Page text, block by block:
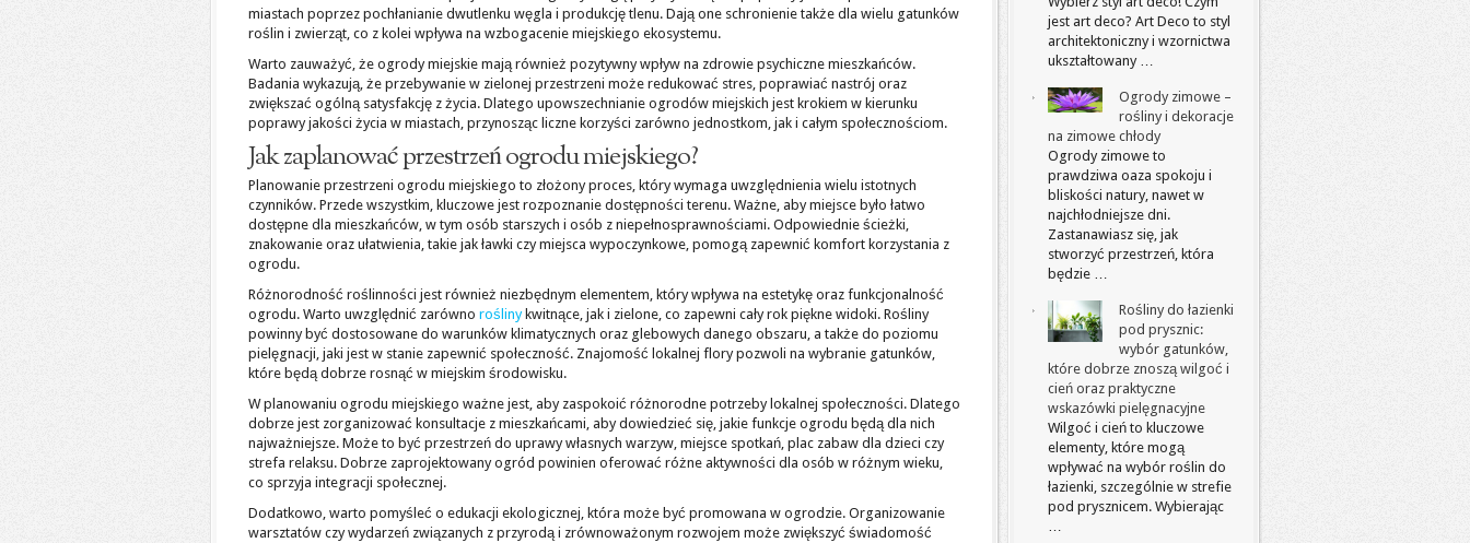
miastach poprzez pochłanianie dwutlenku węgla i produkcję tlenu. Dają one schronienie także dla wielu gatunków
roślin i zwierząt, co z kolei wpływa na wzbogacenie miejskiego ekosystemu.
Warto zauważyć, że ogrody miejskie mają również pozytywny wpływ na zdrowie psychiczne mieszkańców.
Badania wykazują, że przebywanie w zielonej przestrzeni może redukować stres, poprawiać nastrój oraz
zwiększać ogólną satysfakcję z życia. Dlatego upowszechnianie ogrodów miejskich jest krokiem w kierunku
poprawy jakości życia w miastach, przynosząc liczne korzyści zarówno jednostkom, jak i całym społecznościom.
Jak zaplanować przestrzeń ogrodu miejskiego?
Planowanie przestrzeni ogrodu miejskiego to złożony proces, który wymaga uwzględnienia wielu istotnych
czynników. Przede wszystkim, kluczowe jest rozpoznanie dostępności terenu. Ważne, aby miejsce było łatwo
dostępne dla mieszkańców, w tym osób starszych i osób z niepełnosprawnościami. Odpowiednie ścieżki,
znakowanie oraz ułatwienia, takie jak ławki czy miejsca wypoczynkowe, pomogą zapewnić komfort korzystania z
ogrodu.
Różnorodność roślinności jest również niezbędnym elementem, który wpływa na estetykę oraz funkcjonalność
ogrodu. Warto uwzględnić zarówno roślinykwitnące, jak i zielone, co zapewni cały rok piękne widoki. Rośliny
powinny być dostosowane do warunków klimatycznych oraz glebowych danego obszaru, a także do poziomu
pielęgnacji, jaki jest w stanie zapewnić społeczność. Znajomość lokalnej flory pozwoli na wybranie gatunków,
które będą dobrze rosnąć w miejskim środowisku.
W planowaniu ogrodu miejskiego ważne jest, aby zaspokoić różnorodne potrzeby lokalnej społeczności. Dlatego
dobrze jest zorganizować konsultacje z mieszkańcami, aby dowiedzieć się, jakie funkcje ogrodu będą dla nich
najważniejsze. Może to być przestrzeń do uprawy własnych warzyw, miejsce spotkań, plac zabaw dla dzieci czy
strefa relaksu. Dobrze zaprojektowany ogród powinien oferować różne aktywności dla osób w różnym wieku,
co sprzyja integracji społecznej.
Dodatkowo, warto pomyśleć o edukacji ekologicznej, która może być promowana w ogrodzie. Organizowanie
warsztatów czy wydarzeń związanych z przyrodą i zrównoważonym rozwojem może zwiększyć świadomość
jest art deco? Art Deco to styl
architektoniczny i wzornictwa
ukształtowany …
Ogrody zimowe –
rośliny i dekoracje
na zimowe chłody
Ogrody zimowe to
prawdziwa oaza spokoju i
bliskości natury, nawet w
najchłodniejsze dni.
Zastanawiasz się, jak
stworzyć przestrzeń, która
będzie …
Rośliny do łazienki
pod prysznic:
wybór gatunków,
które dobrze znoszą wilgoć i
cień oraz praktyczne
wskazówki pielęgnacyjne
Wilgoć i cień to kluczowe
elementy, które mogą
wpływać na wybór roślin do
łazienki, szczególnie w strefie
pod prysznicem. Wybierając
…